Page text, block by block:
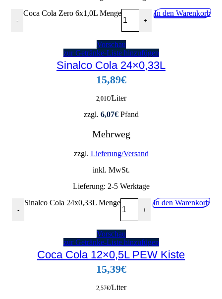
-
Coca Cola Zero 6x1,0L Menge
+
In den Warenkorb
Vorschau
zur Getränke-Liste hinzufügen
Sinalco Cola 24×0,33L
15,89€
2,01€/Liter
zzgl. 6,07€Pfand
Mehrweg
zzgl. Lieferung/Versand
inkl. MwSt.
Lieferung: 2-5 Werktage
-
Sinalco Cola 24x0,33L Menge
+
In den Warenkorb
Vorschau
zur Getränke-Liste hinzufügen
Coca Cola 12×0,5L PEW Kiste
15,39€
2,57€/Liter